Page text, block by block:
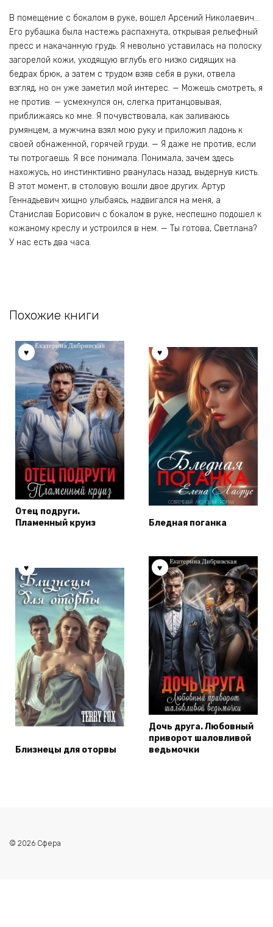
В помещение с бокалом в руке, вошел Арсений Николаевич…
Его рубашка была настежь распахнута, открывая рельефный
пресс и накачанную грудь. Я невольно уставилась на полоску
загорелой кожи, уходящую вглубь его низко сидящих на
бедрах брюк, а затем с трудом взяв себя в руки, отвела
взгляд, но он уже заметил мой интерес. — Можешь смотреть, я
не против. — усмехнулся он, слегка пританцовывая,
приближаясь ко мне. Я почувствовала, как заливаюсь
румянцем, а мужчина взял мою руку и приложил ладонь к
своей обнаженной, горячей груди. — Я даже не против, если
ты потрогаешь. Я все понимала. Понимала, зачем здесь
нахожусь, но инстинктивно рванулась назад, выдернув кисть.
В этот момент, в столовую вошли двое других. Артур
Геннадьевич хищно улыбаясь, надвигался на меня, а
Станислав Борисович с бокалом в руке, неспешно подошел к
кожаному креслу и устроился в нем. — Ты готова, Светлана?
У нас есть два часа.
Похожие книги
Отец подруги.
Пламенный круиз
Бледная поганка
Близнецы для оторвы
Дочь друга. Любовный
приворот шаловливой
ведьмочки
© 2026 Сфера